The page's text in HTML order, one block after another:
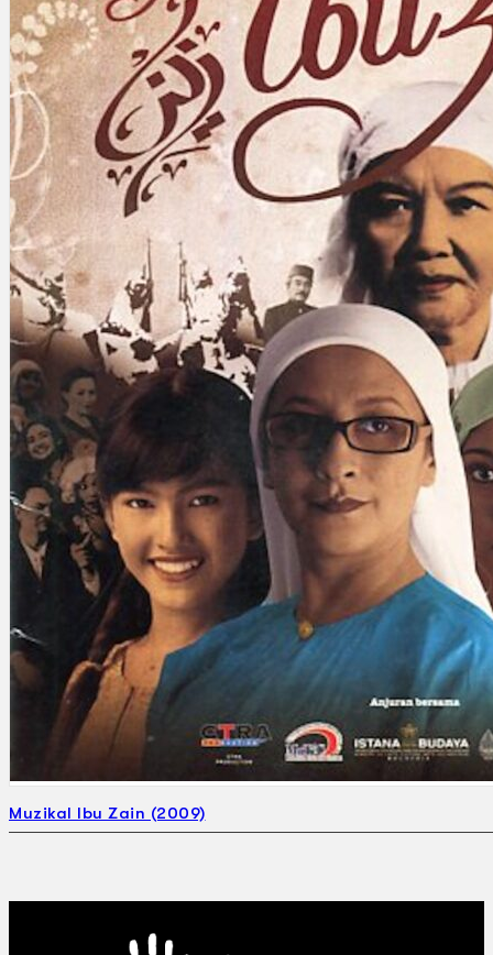
Gelintar
×
Muzikal Ibu Zain (2009)